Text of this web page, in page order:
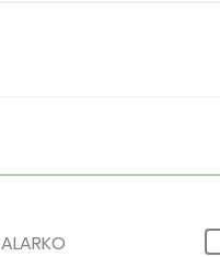
ALARKO